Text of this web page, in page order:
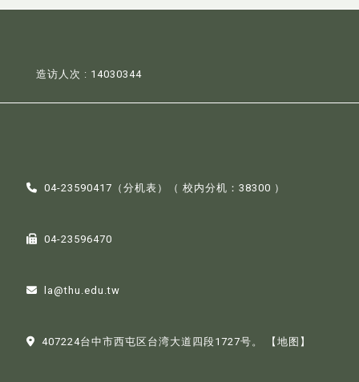
造访人次 : 14030344
04-23590417（分机表 ）（ 校内分机：38300 ）
04-23596470
la@thu.edu.tw
407224台中市西屯区台湾大道四段1727号。 【地图】